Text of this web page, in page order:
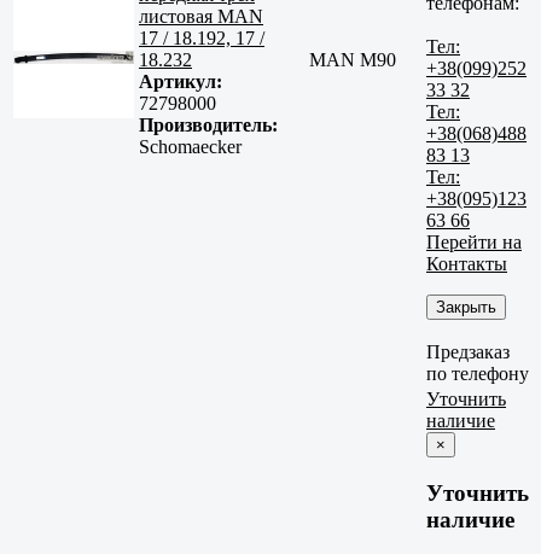
листовая MAN
17 / 18.192, 17 /
18.232
Артикул:
72798000
Производитель:
Schomaecker
MAN M90
Тел:
+38(099)252
33 32
Тел:
+38(068)488
83 13
Тел:
+38(095)123
63 66
Перейти на
Контакты
Закрыть
Предзаказ
по телефону
Уточнить
наличие
×
Уточнить
наличие